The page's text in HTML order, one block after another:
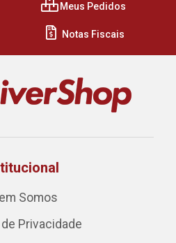
Meus Pedidos
Notas Fiscais
Somos
Privacidade